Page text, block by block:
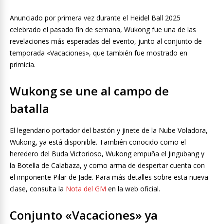
Anunciado por primera vez durante el Heidel Ball 2025
celebrado el pasado fin de semana, Wukong fue una de las
revelaciones más esperadas del evento, junto al conjunto de
temporada «Vacaciones», que también fue mostrado en
primicia.
Wukong se une al campo de
batalla
El legendario portador del bastón y jinete de la Nube Voladora,
Wukong, ya está disponible. También conocido como el
heredero del Buda Victorioso, Wukong empuña el Jingubang y
la Botella de Calabaza, y como arma de despertar cuenta con
el imponente Pilar de Jade. Para más detalles sobre esta nueva
clase, consulta la Nota del GM en la web oficial.
Conjunto «Vacaciones» ya